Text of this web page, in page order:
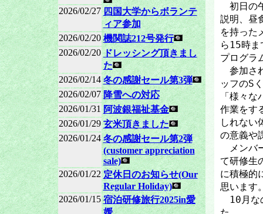
2026/02/27 四国大学からボランテ
ィア参加
2026/02/20 機関誌212号発行
2026/02/20 ドレッシング頂きまし
た
2026/02/14 冬の感謝セール第3弾
2026/02/07 降雪への対応
2026/01/31 阿波銀福祉基金
2026/01/29 玄米頂きました
2026/01/24 冬の感謝セール第2弾
(customer appreciation
sale)
2026/01/22 定休日のお知らせ(Our
Regular Holiday)
2026/01/15 宿泊研修旅行2025in愛
媛
初日の
説明、昼
を持った
ら15時ま
プログラ
参加さ
ッフのS
「様々
作業をす
しれない
の意義や
メンバ
て研修生
に積極的
思います
10月な